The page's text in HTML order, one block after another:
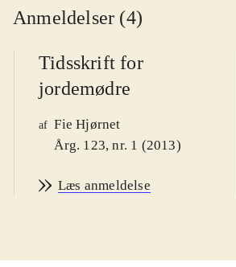
Anmeldelser (4)
Tidsskrift for
jordemødre
af Fie Hjørnet
Årg. 123, nr. 1 (2013)
Læs anmeldelse